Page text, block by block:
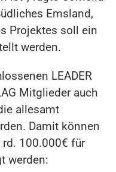
Emsland,
Projektes soll ein
werden.
LEADER
Mitglieder auch
allesamt
Damit können
rd. 100.000€ für
werden: